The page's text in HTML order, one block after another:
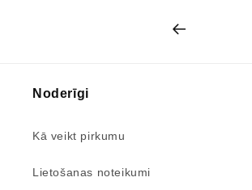
Noderīgi
Kā veikt pirkumu
Lietošanas noteikumi